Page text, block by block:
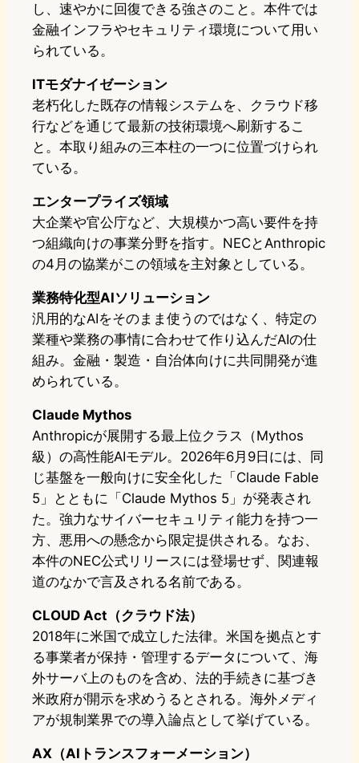
し、速やかに回復できる強さのこと。本件では
金融インフラやセキュリティ環境について用い
られている。
ITモダナイゼーション
老朽化した既存の情報システムを、クラウド移
行などを通じて最新の技術環境へ刷新するこ
と。本取り組みの三本柱の一つに位置づけられ
ている。
エンタープライズ領域
大企業や官公庁など、大規模かつ高い要件を持
つ組織向けの事業分野を指す。NECとAnthropic
の4月の協業がこの領域を主対象としている。
業務特化型AIソリューション
汎用的なAIをそのまま使うのではなく、特定の
業種や業務の事情に合わせて作り込んだAIの仕
組み。金融・製造・自治体向けに共同開発が進
められている。
Claude Mythos
Anthropicが展開する最上位クラス（Mythos
級）の高性能AIモデル。2026年6月9日には、同
じ基盤を一般向けに安全化した「Claude Fable
5」とともに「Claude Mythos 5」が発表され
た。強力なサイバーセキュリティ能力を持つ一
方、悪用への懸念から限定提供される。なお、
本件のNEC公式リリースには登場せず、関連報
道のなかで言及される名前である。
CLOUD Act（クラウド法）
2018年に米国で成立した法律。米国を拠点とす
る事業者が保持・管理するデータについて、海
外サーバ上のものを含め、法的手続きに基づき
米政府が開示を求めうるとされる。海外メディ
アが規制業界での導入論点として挙げている。
AX（AIトランスフォーメーション）